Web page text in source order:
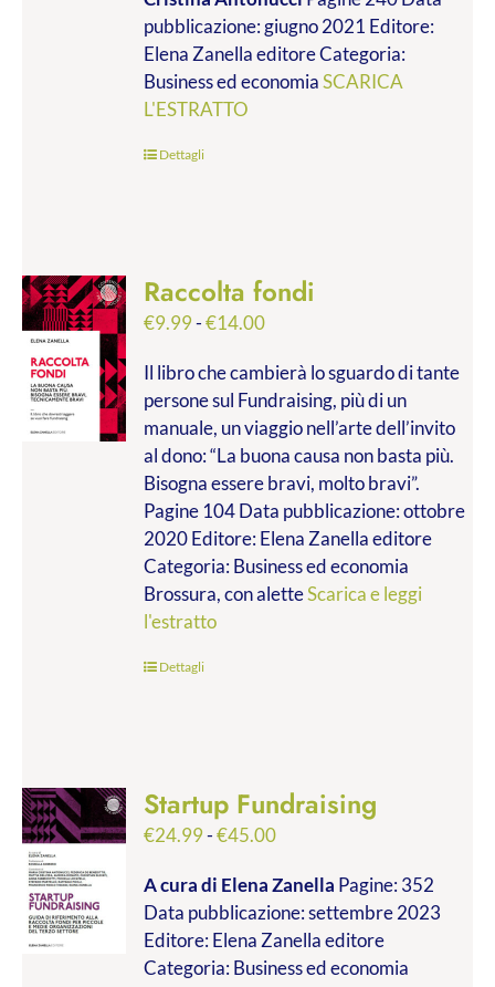
€9.99
a
€28.00
pubblicazione: giugno 2021 Editore:
Elena Zanella editore Categoria:
Business ed economiaSCARICA
L'ESTRATTO
Dettagli
Raccolta fondi
€9.99-€14.00Fascia
prezzo:
da
€9.99
a
€14.00
Il libro che cambierà lo sguardo di tante
persone sul Fundraising, più di un
manuale, un viaggio nell’arte dell’invito
al dono: “La buona causa non basta più.
Bisogna essere bravi, molto bravi”.
Pagine 104 Data pubblicazione: ottobre
2020 Editore: Elena Zanella editore
Categoria: Business ed economia
Brossura, con aletteScarica e leggi
l'estratto
Dettagli
Startup Fundraising
€24.99-€45.00Fascia
prezzo:
da
€24.99
a
A cura di Elena Zanella Pagine: 352
Data pubblicazione: settembre 2023
Editore: Elena Zanella editore
Categoria: Business ed economia